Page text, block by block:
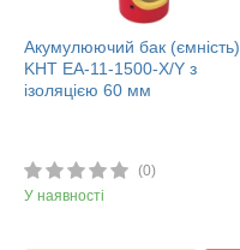
Акумулюючий бак (ємність)
KHT ЕА-11-1500-X/Y з
ізоляцією 60 мм
(0)
У наявності